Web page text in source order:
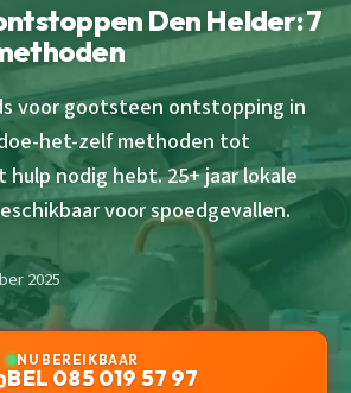
Den Helder: 7
voor gootsteen ontstopping in
het-zelf methoden tot
nodig hebt. 25+ jaar lokale
voor spoedgevallen.
2025
NU BEREIKBAAR
BEL 085 019 57 97